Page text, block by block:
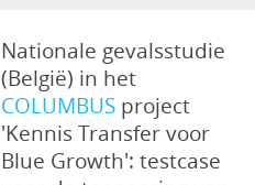
Nationale gevalsstudie
(België) in het
COLUMBUSproject
'Kennis Transfer voor
Blue Growth': testcase